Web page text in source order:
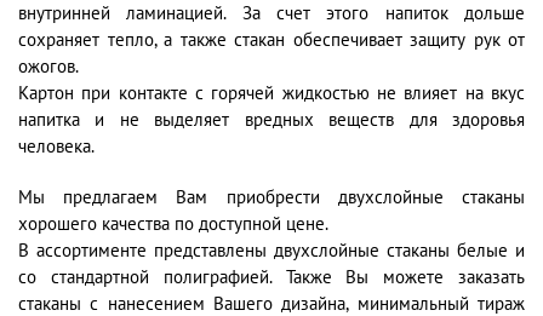
внутринней ламинацией. За счет этого напиток дольше
сохраняет тепло, а также стакан обеспечивает защиту рук от
ожогов.
Картон при контакте с горячей жидкостью не влияет на вкус
напитка и не выделяет вредных веществ для здоровья
человека.
Мы предлагаем Вам приобрести двухслойные стаканы
хорошего качества по доступной цене.
В ассортименте представлены двухслойные стаканы белые и
со стандартной полиграфией. Также Вы можете заказать
стаканы с нанесением Вашего дизайна, минимальный тираж